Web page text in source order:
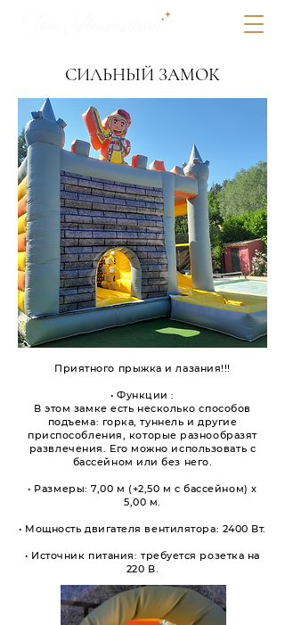
СИЛЬНЫЙ ЗАМОК
Приятного прыжка и лазания!!!
• Функции :
В этом замке есть несколько способов
подъема: горка, туннель и другие
приспособления, которые разнообразят
развлечения. Его можно использовать с
бассейном или без него.
• Размеры: 7,00 м (+2,50 м с бассейном) х
5,00 м.
• Мощность двигателя вентилятора: 2400 Вт.
• Источник питания: требуется розетка на
220 В.